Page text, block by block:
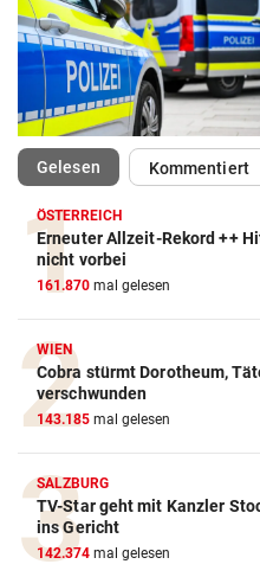
Gelesen(ausgewählt)Kommentiert
ÖSTERREICH
Erneuter Allzeit-Rekord ++
nicht vorbei
161.870 mal gelesen
WIEN
Cobra stürmt Dorotheum,
verschwunden
143.185 mal gelesen
SALZBURG
TV-Star geht mit Kanzler
ins Gericht
142.374 mal gelesen